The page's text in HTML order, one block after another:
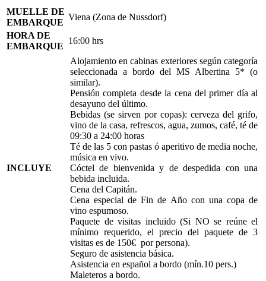
MUELLE DE
EMBARQUE
Viena (Zona de Nussdorf)
HORA DE
EMBARQUE
16:00 hrs
INCLUYE
Alojamiento en cabinas exteriores según categoría
seleccionada a bordo del MS Albertina 5* (o
similar).
Pensión completa desde la cena del primer día al
desayuno del último.
Bebidas (se sirven por copas): cerveza del grifo,
vino de la casa, refrescos, agua, zumos, café, té de
09:30 a 24:00 horas
Té de las 5 con pastas ó aperitivo de media noche,
música en vivo.
Cóctel de bienvenida y de despedida con una
bebida incluida.
Cena del Capitán.
Cena especial de Fin de Año con una copa de
vino espumoso.
Paquete de visitas incluido (Si NO se reúne el
mínimo requerido, el precio del paquete de 3
visitas es de 150€ por persona).
Seguro de asistencia básica.
Asistencia en español a bordo (mín.10 pers.)
Maleteros a bordo.